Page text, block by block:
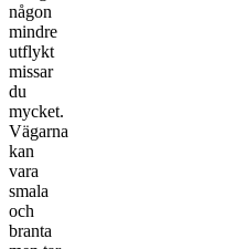
någon
mindre
utflykt
missar
du
mycket.
Vägarna
kan
vara
smala
och
branta